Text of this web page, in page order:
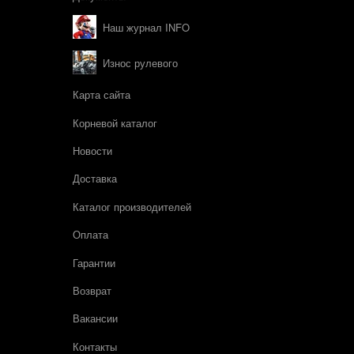
Наш журнал INFO
Износ рулевого
Карта сайта
Корневой каталог
Новости
Доставка
Каталог производителей
Оплата
Гарантии
Возврат
Вакансии
Контакты